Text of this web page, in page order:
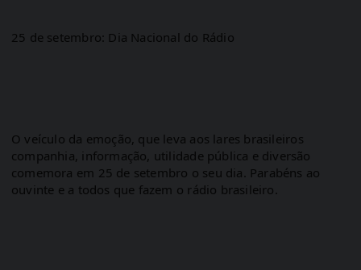
25 de setembro: Dia Nacional do Rádio
O veículo da emoção, que leva aos lares brasileiros
companhia, informação, utilidade pública e diversão
comemora em 25 de setembro o seu dia. Parabéns ao
ouvinte e a todos que fazem o rádio brasileiro.